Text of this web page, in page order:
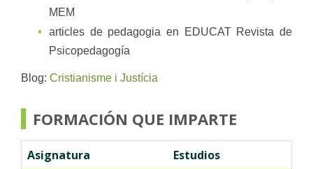
MEM
articles de pedagogia en EDUCAT Revista de
Psicopedagogía
Blog: Cristianisme i Justícia
FORMACIÓN QUE IMPARTE
Asignatura
Estudios